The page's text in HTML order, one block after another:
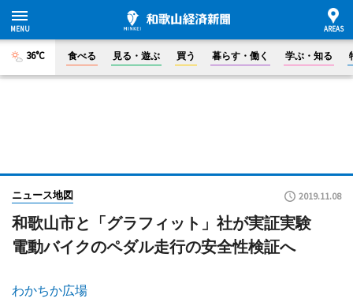
36°C 食べる 見る・遊ぶ 買う 暮らす・働く 学ぶ・知る
ニュース地図 2019.11.08
和歌山市と「グラフィット」社が実証実験
電動バイクのペダル走行の安全性検証へ
わかちか広場